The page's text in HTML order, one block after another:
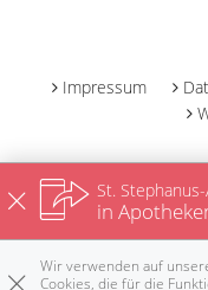
Impressum
St.
in
Wir verwenden auf
Cookies, die für die